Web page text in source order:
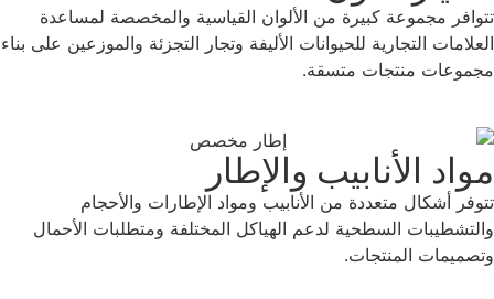
تتوافر مجموعة كبيرة من الألوان القياسية والمخصصة لمساعدة
العلامات التجارية للحيوانات الأليفة وتجار التجزئة والموزعين على بناء
مجموعات منتجات متسقة.
مواد الأنابيب والإطار
تتوفر أشكال متعددة من الأنابيب ومواد الإطارات والأحجام
والتشطيبات السطحية لدعم الهياكل المختلفة ومتطلبات الأحمال
وتصميمات المنتجات.